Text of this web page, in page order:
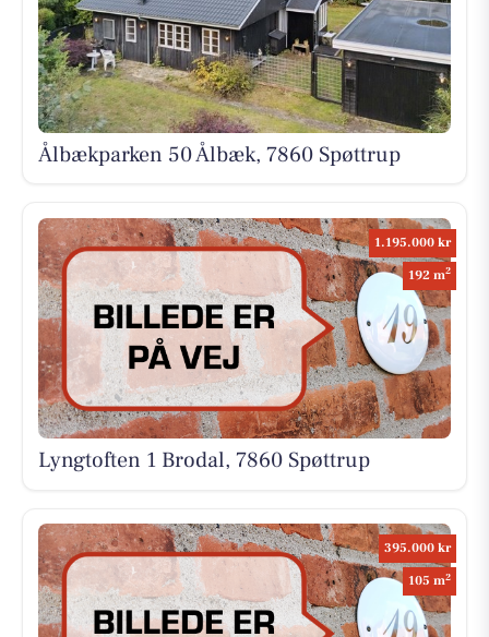
Ålbækparken 50 Ålbæk, 7860 Spøttrup
1.195.000 kr
192 m2
Lyngtoften 1 Brodal, 7860 Spøttrup
395.000 kr
105 m2